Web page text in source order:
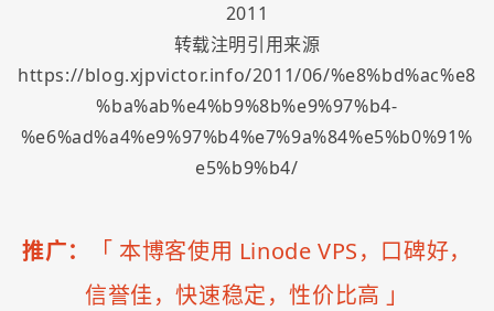
2011
转载注明引用来源
https://blog.xjpvictor.info/2011/06/%e8%bd%ac%e8
%ba%ab%e4%b9%8b%e9%97%b4-
%e6%ad%a4%e9%97%b4%e7%9a%84%e5%b0%91%
e5%b9%b4/
推广： 「 本博客使用 Linode VPS，口碑好，
信誉佳，快速稳定，性价比高 」